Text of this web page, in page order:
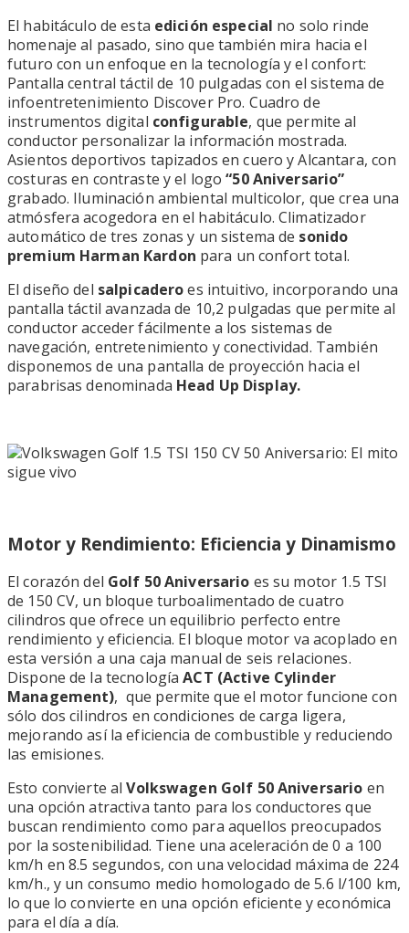
El habitáculo de esta edición especial no solo rinde
homenaje al pasado, sino que también mira hacia el
futuro con un enfoque en la tecnología y el confort:
Pantalla central táctil de 10 pulgadas con el sistema de
infoentretenimiento Discover Pro. Cuadro de
instrumentos digital configurable, que permite al
conductor personalizar la información mostrada.
Asientos deportivos tapizados en cuero y Alcantara, con
costuras en contraste y el logo “50 Aniversario”
grabado. Iluminación ambiental multicolor, que crea una
atmósfera acogedora en el habitáculo. Climatizador
automático de tres zonas y un sistema de sonido
premium Harman Kardon para un confort total.
El diseño del salpicaderoes intuitivo, incorporando una
pantalla táctil avanzada de 10,2 pulgadas que permite al
conductor acceder fácilmente a los sistemas de
navegación, entretenimiento y conectividad. También
disponemos de una pantalla de proyección hacia el
parabrisas denominada Head Up Display.
Motor y Rendimiento: Eficiencia y Dinamismo
El corazón del Golf 50 Aniversario es su motor 1.5 TSI
de 150 CV, un bloque turboalimentado de cuatro
cilindros que ofrece un equilibrio perfecto entre
rendimiento y eficiencia. El bloque motor va acoplado en
esta versión a una caja manual de seis relaciones.
Dispone de la tecnologíaACT (Active Cylinder
Management), que permite que el motor funcione con
sólo dos cilindros en condiciones de carga ligera,
mejorando así la eficiencia de combustible y reduciendo
las emisiones.
Esto convierte alVolkswagen Golf 50 Aniversario en
una opción atractiva tanto para los conductores que
buscan rendimiento como para aquellos preocupados
por la sostenibilidad. Tiene una aceleración de 0 a 100
km/h en 8.5 segundos, con una velocidad máxima de 224
km/h., y un consumo medio homologado de 5.6 l/100 km,
lo que lo convierte en una opción eficiente y económica
para el día a día.